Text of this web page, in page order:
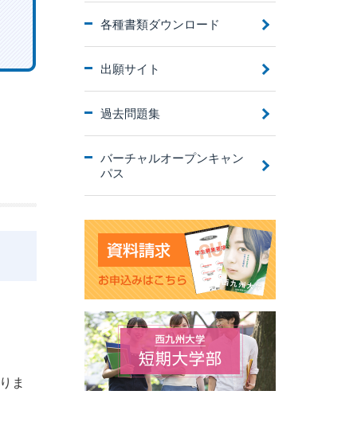
ま
各種書類ダウンロード
出願サイト
過去問題集
バーチャルオープンキャン
パス